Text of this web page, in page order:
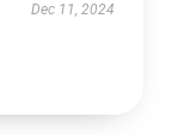
Dec 11, 2024